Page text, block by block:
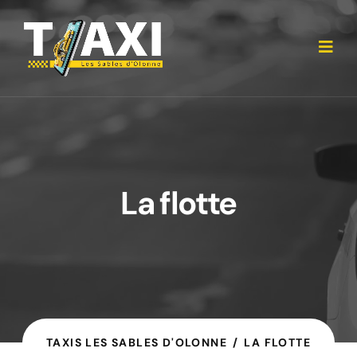
La flotte
TAXIS LES SABLES D'OLONNE LA FLOTTE